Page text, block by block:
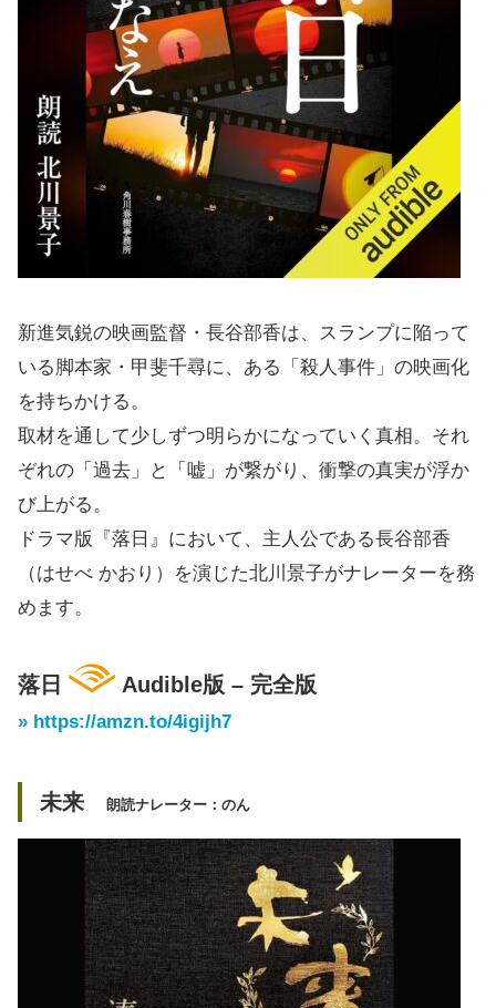
新進気鋭の映画監督・長谷部香は、スランプに陥って
いる脚本家・甲斐千尋に、ある「殺人事件」の映画化
を持ちかける。
取材を通して少しずつ明らかになっていく真相。それ
ぞれの「過去」と「嘘」が繋がり、衝撃の真実が浮か
び上がる。
ドラマ版『落日』において、主人公である長谷部香
（はせべ かおり）を演じた北川景子がナレーターを務
めます。
落日 Audible版 – 完全版
» https://amzn.to/4igijh7
未来 朗読ナレーター：のん